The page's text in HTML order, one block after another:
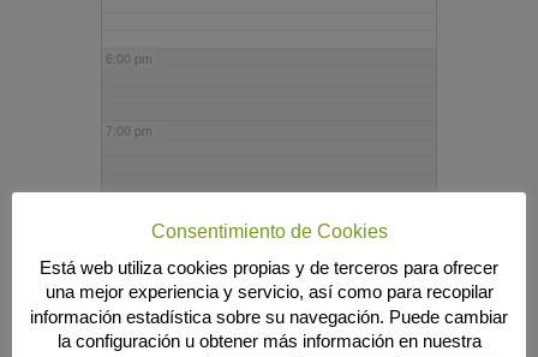
6:00 pm
7:00 pm
9:00 pm
10:00 pm
Consentimiento de Cookies
Está web utiliza cookies propias y de terceros para ofrecer
una mejor experiencia y servicio, así como para recopilar
información estadística sobre su navegación. Puede cambiar
la configuración u obtener más información en nuestra